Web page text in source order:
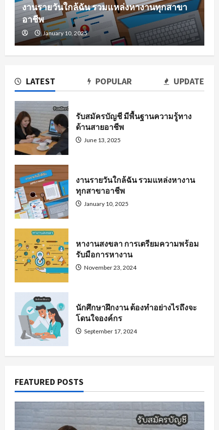
LATEST POPULAR UPDATE
รับสมัครบัญชี มีพื้นฐานความรู้ทาง
ด้านสายอาชีพ
June 13, 2025
งานรายวันใกล้ฉัน รวมแหล่งหางาน
ทุกสาขาอาชีพ
January 10, 2025
หางานสงขลา การเตรียมความพร้อม
รับมือการหางาน
November 23, 2024
นักศึกษาฝึกงาน ต้องทำอย่างไรถึงจะ
โดนใจองค์กร
September 17, 2024
งานรายวันใกล้ฉัน รวมแหล่งหางานทุกสาขา
อาชีพ
January 10, 2025
FEATURED POSTS